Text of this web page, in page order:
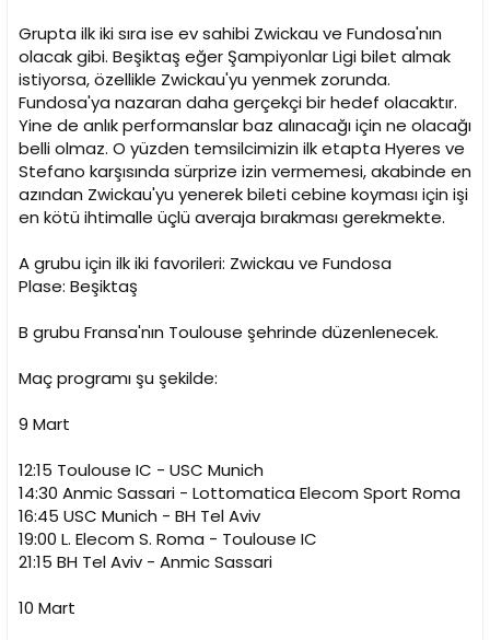
Grupta ilk iki sıra ise ev sahibi Zwickau ve Fundosa'nın
olacak gibi. Beşiktaş eğer Şampiyonlar Ligi bilet almak
istiyorsa, özellikle Zwickau'yu yenmek zorunda.
Fundosa'ya nazaran daha gerçekçi bir hedef olacaktır.
Yine de anlık performanslar baz alınacağı için ne olacağı
belli olmaz. O yüzden temsilcimizin ilk etapta Hyeres ve
Stefano karşısında sürprize izin vermemesi, akabinde en
azından Zwickau'yu yenerek bileti cebine koyması için işi
en kötü ihtimalle üçlü averaja bırakması gerekmekte.
A grubu için ilk iki favorileri: Zwickau ve Fundosa
Plase: Beşiktaş
B grubu Fransa'nın Toulouse şehrinde düzenlenecek.
Maç programı şu şekilde:
9 Mart
12:15 Toulouse IC - USC Munich
14:30 Anmic Sassari - Lottomatica Elecom Sport Roma
16:45 USC Munich - BH Tel Aviv
19:00 L. Elecom S. Roma - Toulouse IC
21:15 BH Tel Aviv - Anmic Sassari
10 Mart